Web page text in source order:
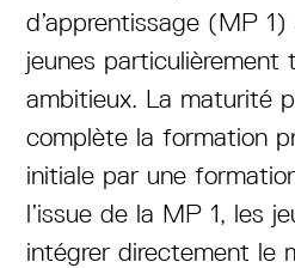
d’apprentissage (MP 1)
jeunes particulièrement
ambitieux. La maturité
complète la formation
initiale par une
l’issue de la MP 1, les
intégrer directement le